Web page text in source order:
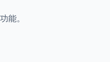
能。